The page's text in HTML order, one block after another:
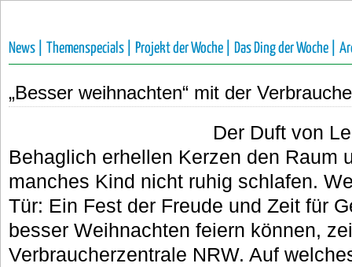
News | Themenspecials | Projekt der Woche | Das Ding der Woche |
„Besser weihnachten“ mit der
Der Duft von
Behaglich erhellen Kerzen den Raum
manches Kind nicht ruhig schlafen.
Tür: Ein Fest der Freude und Zeit für
besser Weihnachten feiern können,
Verbraucherzentrale NRW. Auf